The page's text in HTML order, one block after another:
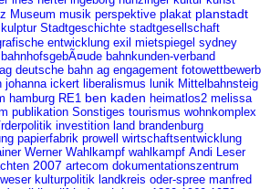
Museum musik perspektive plakat planstadt
Stadtgeschichte stadtgesellschaft
entwicklung exil mietspiegel sydney
bahnhofsgebÃ¤ude bahnkunden-verband
deutsche bahn ag engagement fotowettbewerb
johanna ickert liberalismus lunik Mittelbahnsteig
hamburg RE1 ben kaden heimatlos2 melissa
publikation Sonstiges tourismus wohnkomplex
investition land brandenburg
papierfabrik prowell wirtschaftsentwicklung
Werner Wahlkampf wahlkampf Andi Leser
2007 artecom dokumentationszentrum
kulturpolitik landkreis oder-spree manfred